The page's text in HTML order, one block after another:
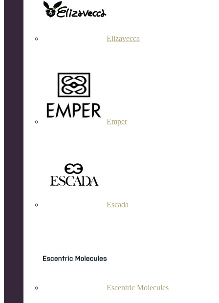
Elizavecca
Emper
Escada
Escentric Molecules